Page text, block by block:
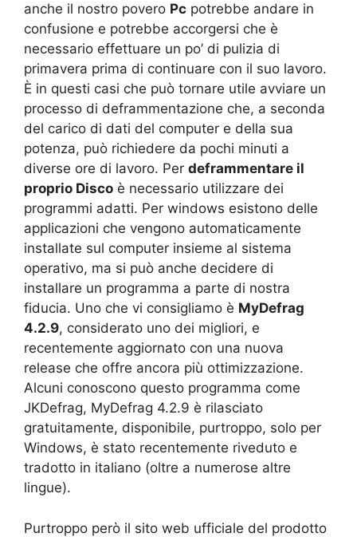
anche il nostro povero Pc potrebbe andare in
confusione e potrebbe accorgersi che è
necessario effettuare un po’ di pulizia di
primavera prima di continuare con il suo lavoro.
È in questi casi che può tornare utile avviare un
processo di deframmentazione che, a seconda
del carico di dati del computer e della sua
potenza, può richiedere da pochi minuti a
diverse ore di lavoro. Per deframmentare il
proprio Disco è necessario utilizzare dei
programmi adatti. Per windows esistono delle
applicazioni che vengono automaticamente
installate sul computer insieme al sistema
operativo, ma si può anche decidere di
installare un programma a parte di nostra
fiducia. Uno che vi consigliamo è MyDefrag
4.2.9, considerato uno dei migliori, e
recentemente aggiornato con una nuova
release che offre ancora più ottimizzazione.
Alcuni conoscono questo programma come
JKDefrag, MyDefrag 4.2.9 è rilasciato
gratuitamente, disponibile, purtroppo, solo per
Windows, è stato recentemente riveduto e
tradotto in italiano (oltre a numerose altre
lingue).
Purtroppo però il sito web ufficiale del prodotto